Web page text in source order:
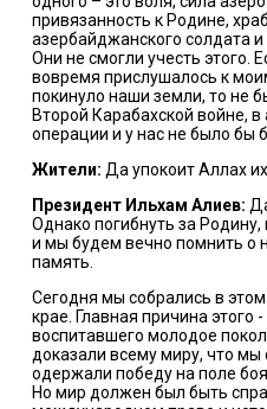
привязанность к Родине,
азербайджанского солдата
Они не смогли учесть этого.
вовремя прислушалось к
покинуло наши земли, то не
Второй Карабахской войне, в
операции и у нас не было бы
Жители: Да упокоит Аллах
Президент Ильхам Алиев:
Однако погибнуть за
и мы будем вечно помнить о
память.
Сегодня мы собрались в
крае. Главная причина этого
воспитавшего молодое
доказали всему миру, что
одержали победу на поле
Но мир должен был быть